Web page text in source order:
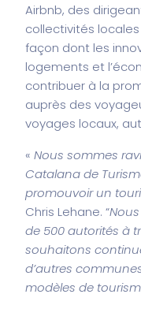
Airbnb, des
collectivités
façon dont les
logements et
contribuer à la
auprès des
voyages locaux,
« Nous sommes
Catalana de
promouvoir un
Chris Lehane. “
de 500 autorités à
souhaitons
d’autres
modèles de